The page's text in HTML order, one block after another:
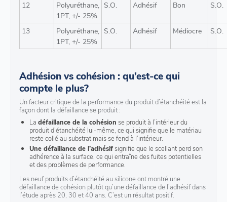
12
Polyuréthane,
1PT, +/- 25%
S.O. Adhésif Bon S.O.
13
Polyuréthane,
1PT, +/- 25%
S.O. Adhésif Médiocre S.O.
Adhésion vs cohésion : qu’est-ce qui
compte le plus?
Un facteur critique de la performance du produit d’étanchéité est la
façon dont la défaillance se produit :
Ladéfaillance de la cohésion se produit à l’intérieur du
produit d’étanchéité lui-même, ce qui signifie que le matériau
reste collé au substrat mais se fend à l’intérieur.
Une défaillance de l’adhésif signifie que le scellant perd son
adhérence à la surface, ce qui entraîne des fuites potentielles
et des problèmes de performance.
Les neuf produits d’étanchéité au silicone ont montré une
défaillance de cohésion plutôt qu’une défaillance de l’adhésif dans
l’étude après 20, 30 et 40 ans. C’est un résultat positif.